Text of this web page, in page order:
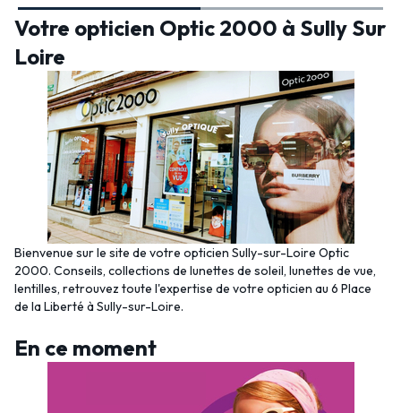
Votre opticien Optic 2000 à Sully Sur
Loire
Bienvenue sur le site de votre opticien Sully-sur-Loire Optic
2000. Conseils, collections de lunettes de soleil, lunettes de vue,
lentilles, retrouvez toute l'expertise de votre opticien au 6 Place
de la Liberté à Sully-sur-Loire.
En ce moment